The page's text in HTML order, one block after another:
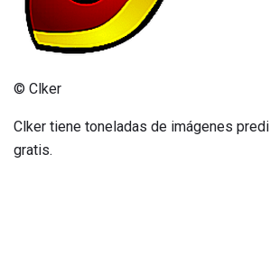
© Clker
Clker tiene toneladas de imágenes
gratis.